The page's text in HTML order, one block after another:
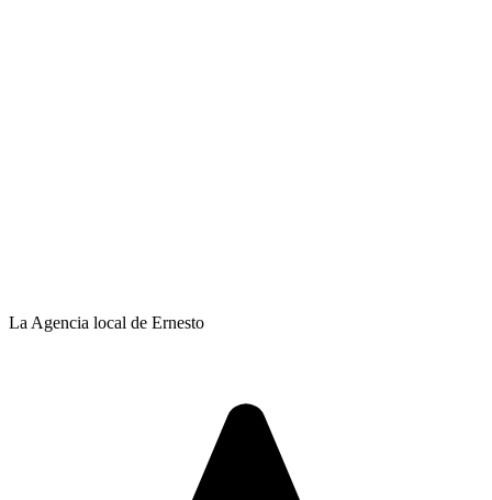
La Agencia local de Ernesto